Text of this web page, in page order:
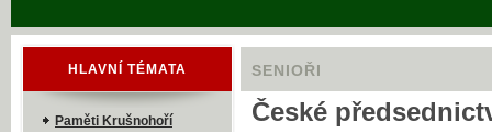
SENIOŘI
České
HLAVNÍ TÉMATA
Paměti Krušnohoří